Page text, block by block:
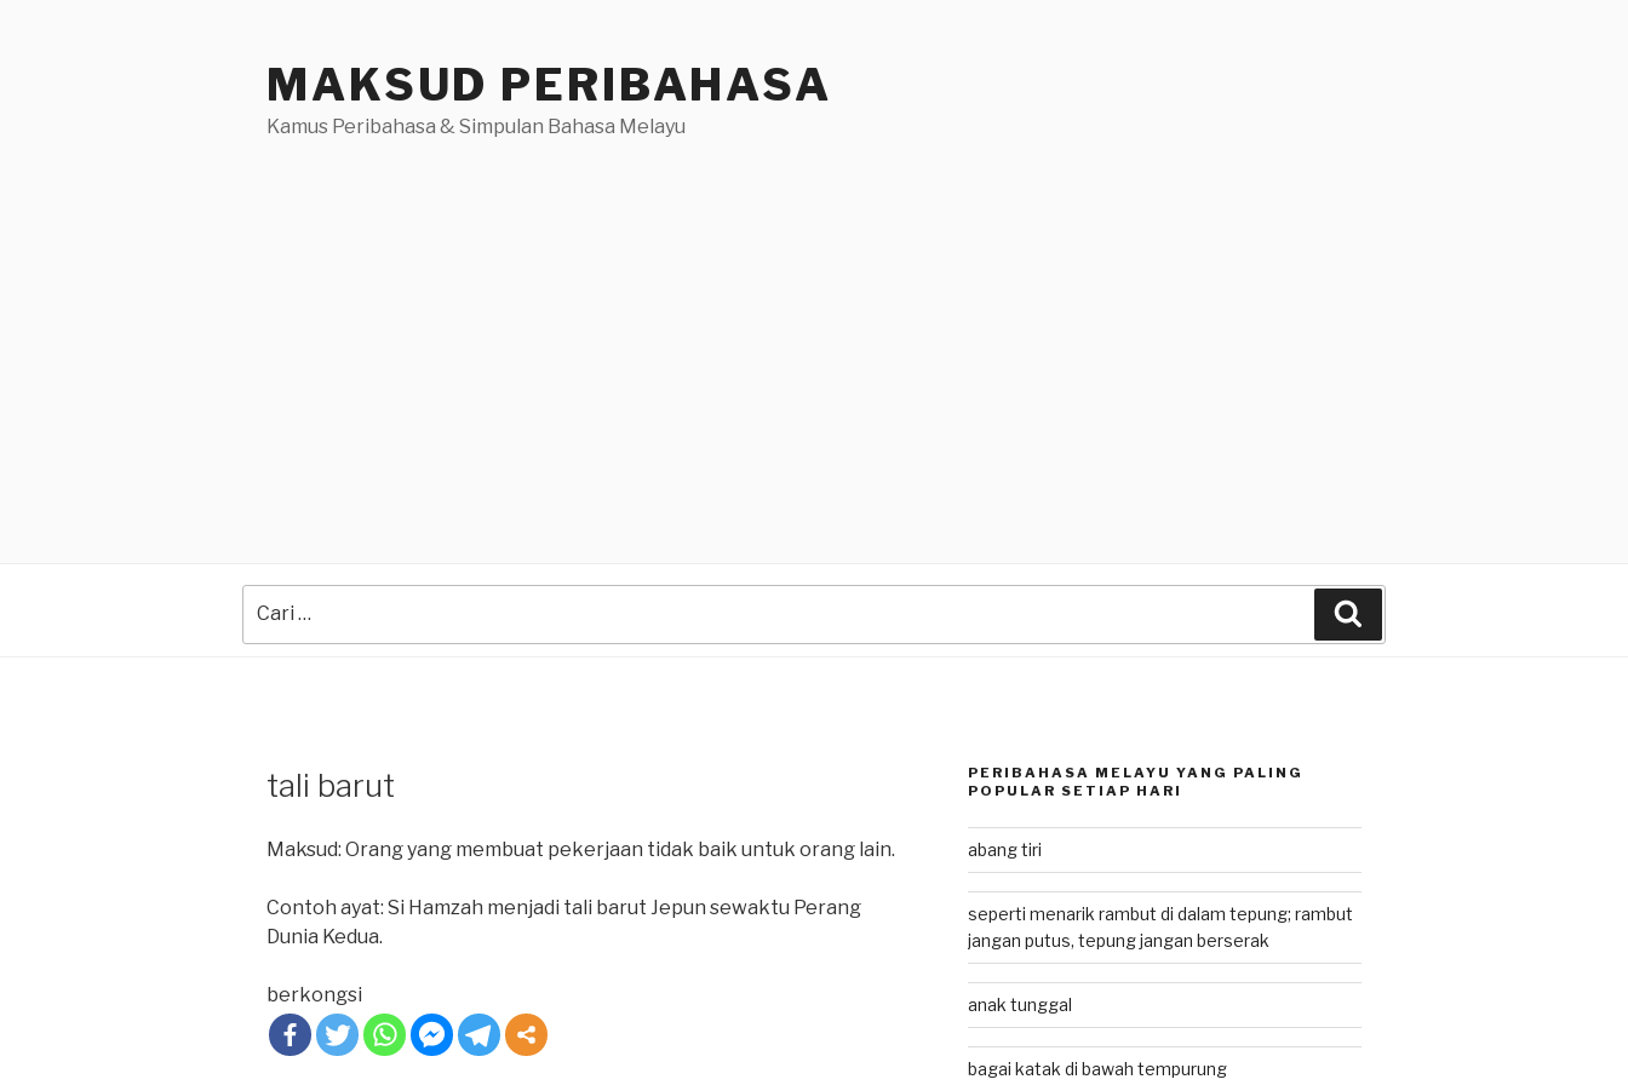
MAKSUD PERIBAHASA
Kamus Peribahasa & Simpulan Bahasa Melayu
for:
tali barut
Maksud: Orang yang membuat pekerjaan tidak baik untuk orang lain.
Contoh ayat: Si Hamzah menjadi tali barut Jepun sewaktu Perang
Dunia Kedua.
berkongsi
PERIBAHASA MELAYU YANG PALING
POPULAR SETIAP HARI
abang tiri
seperti menarik rambut di dalam tepung; rambut
jangan putus, tepung jangan berserak
anak tunggal
bagai katak di bawah tempurung